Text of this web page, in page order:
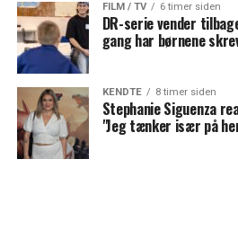
FILM / TV 6 timer siden
DR-serie vender
gang har børnene
KENDTE 8 timer siden
Stephanie Siguenza
"Jeg tænker især på